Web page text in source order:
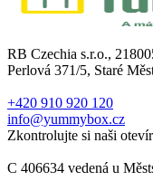
RB Czechia s.r.o.,
Perlová 371/5, Staré
+420 910 920 120
info@yummybox.cz
Zkontrolujte si naši
C 406634 vedená u